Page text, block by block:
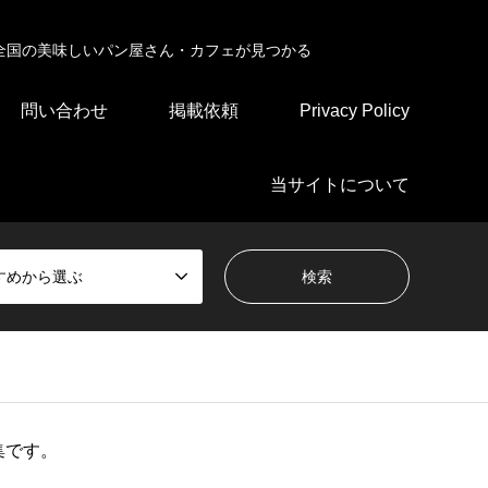
の美味しいパン屋さん・カフェが見つかる
問い合わせ 掲載依頼 Privacy Policy
当サイトについて
めから選ぶ
す。